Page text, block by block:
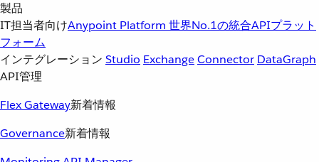
製品
IT担当者向けAnypoint Platform 世界No.1の統合APIプラット
フォーム
インテグレーション Studio ExchangeConnector DataGraph
API管理
Flex Gateway新着情報
Governance新着情報